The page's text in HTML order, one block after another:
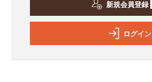
新規会員登録
ログイン